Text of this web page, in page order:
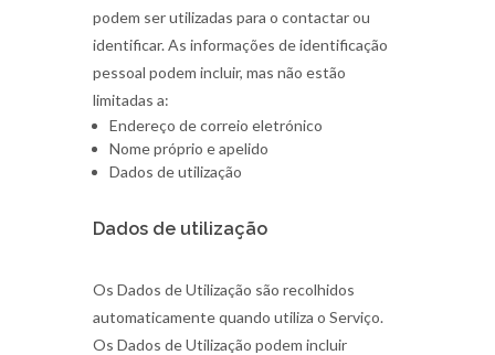
podem ser utilizadas para o contactar ou
identificar. As informações de identificação
pessoal podem incluir, mas não estão
limitadas a:
Endereço de correio eletrónico
Nome próprio e apelido
Dados de utilização
Dados de utilização
Os Dados de Utilização são recolhidos
automaticamente quando utiliza o Serviço.
Os Dados de Utilização podem incluir